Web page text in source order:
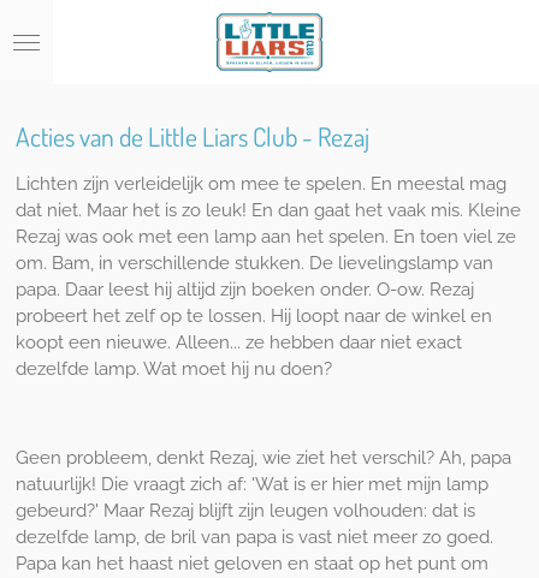
direct
hoofdinhoud
Acties van de Little Liars Club - Rezaj
Lichten zijn verleidelijk om mee te spelen. En meestal mag
dat niet. Maar het is zo leuk! En dan gaat het vaak mis. Kleine
Rezaj was ook met een lamp aan het spelen. En toen viel ze
om. Bam, in verschillende stukken. De lievelingslamp van
papa. Daar leest hij altijd zijn boeken onder. O-ow. Rezaj
probeert het zelf op te lossen. Hij loopt naar de winkel en
koopt een nieuwe. Alleen... ze hebben daar niet exact
dezelfde lamp. Wat moet hij nu doen?
Geen probleem, denkt Rezaj, wie ziet het verschil? Ah, papa
natuurlijk! Die vraagt zich af: 'Wat is er hier met mijn lamp
gebeurd?' Maar Rezaj blijft zijn leugen volhouden: dat is
dezelfde lamp, de bril van papa is vast niet meer zo goed.
Papa kan het haast niet geloven en staat op het punt om